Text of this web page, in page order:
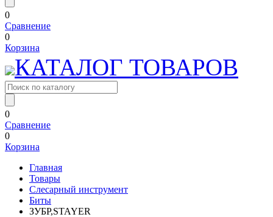
0
Сравнение
0
Корзина
КАТАЛОГ ТОВАРОВ
0
Сравнение
0
Корзина
Главная
Товары
Слесарный инструмент
Биты
ЗУБР,STAYER